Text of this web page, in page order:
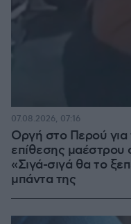
Οργή στο Περού για
επίθεσης μαέστρου
«Σιγά-σιγά θα το
μπάντα της
07.08.2026, 07:16